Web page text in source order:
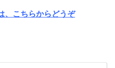
、こちらからどうぞ